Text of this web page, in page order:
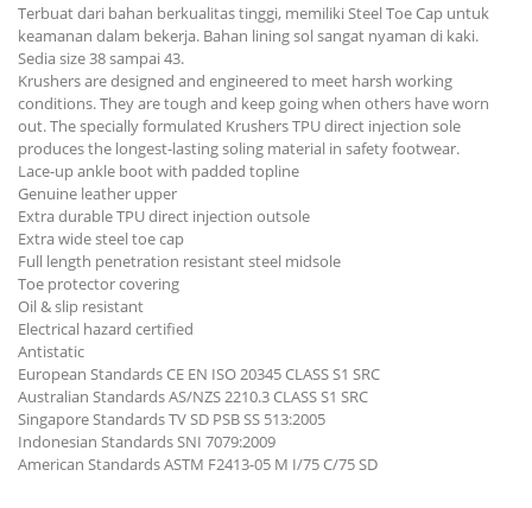
Terbuat dari bahan berkualitas tinggi, memiliki Steel Toe Cap untuk
keamanan dalam bekerja. Bahan lining sol sangat nyaman di kaki.
Sedia size 38 sampai 43.
Krushers are designed and engineered to meet harsh working
conditions. They are tough and keep going when others have worn
out. The specially formulated Krushers TPU direct injection sole
produces the longest-lasting soling material in safety footwear.
Lace-up ankle boot with padded topline
Genuine leather upper
Extra durable TPU direct injection outsole
Extra wide steel toe cap
Full length penetration resistant steel midsole
Toe protector covering
Oil & slip resistant
Electrical hazard certified
Antistatic
European Standards CE EN ISO 20345 CLASS S1 SRC
Australian Standards AS/NZS 2210.3 CLASS S1 SRC
Singapore Standards TV SD PSB SS 513:2005
Indonesian Standards SNI 7079:2009
American Standards ASTM F2413-05 M I/75 C/75 SD